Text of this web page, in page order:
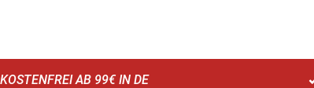
AB 99€ IN DE